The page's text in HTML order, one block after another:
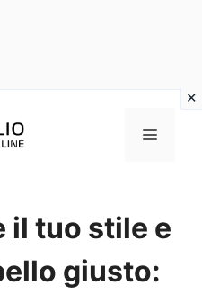
Menu
il tuo stile e
giusto: